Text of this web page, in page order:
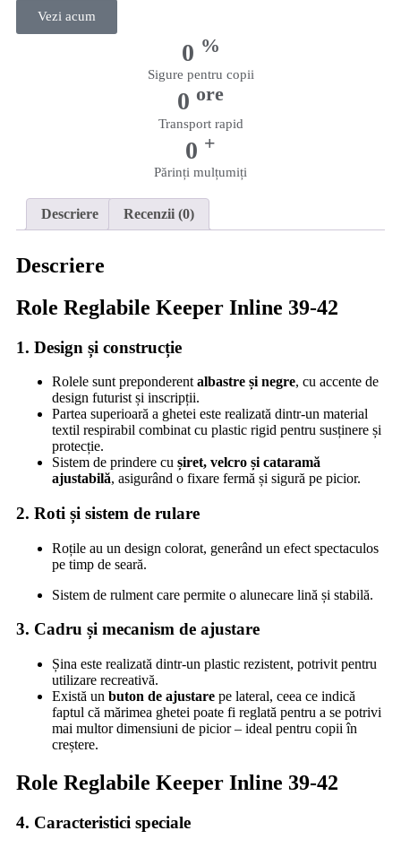
Vezi acum
0 %
Sigure pentru copii
0 ore
Transport rapid
0 +
Părinți mulțumiți
Descriere Recenzii (0)
Descriere
Role Reglabile Keeper Inline 39-42
1. Design și construcție
Rolele sunt preponderent albastre și negre, cu accente de
design futurist și inscripții.
Partea superioară a ghetei este realizată dintr-un material
textil respirabil combinat cu plastic rigid pentru susținere și
protecție.
Sistem de prindere cu șiret, velcro și cataramă
ajustabilă, asigurând o fixare fermă și sigură pe picior.
2. Roti și sistem de rulare
Roțile au un design colorat, generând un efect spectaculos
pe timp de seară.
Sistem de rulment care permite o alunecare lină și stabilă.
3. Cadru și mecanism de ajustare
Șina este realizată dintr-un plastic rezistent, potrivit pentru
utilizare recreativă.
Există un buton de ajustare pe lateral, ceea ce indică
faptul că mărimea ghetei poate fi reglată pentru a se potrivi
mai multor dimensiuni de picior – ideal pentru copii în
creștere.
Role Reglabile Keeper Inline 39-42
4. Caracteristici speciale